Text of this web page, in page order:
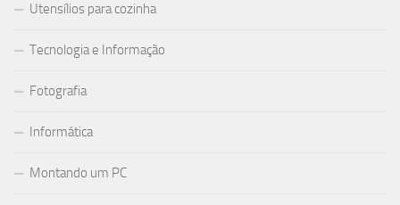
Utensílios para cozinha
Tecnologia e Informação
Fotografia
Informática
Montando um PC